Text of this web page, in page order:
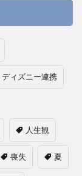
ディズニー連携
人生観
喪失 夏